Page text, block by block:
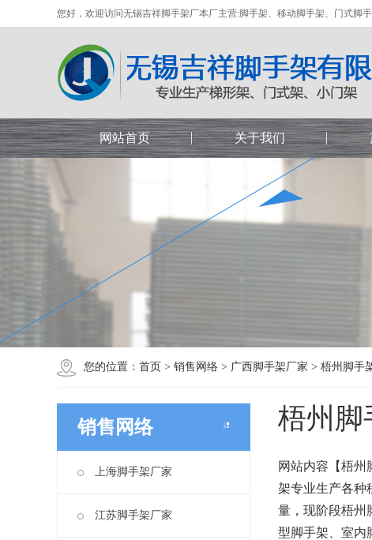
您好，欢迎访问无锡吉祥脚手架厂本厂主营:脚手架、移动脚手架、门式脚
网站首页 关于我们
您的位置： 首页 > 销售网络 > 广西脚手架厂家 > 梧州脚手
销售网络
上海脚手架厂家
江苏脚手架厂家
梧州脚
网站内容【梧
架专业生产各种
量，现阶段梧州
型脚手架、室内